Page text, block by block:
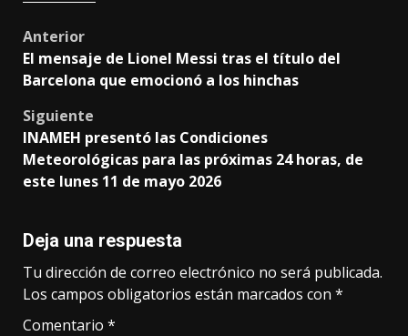
Post
navigation
Anterior
El mensaje de Lionel Messi tras el título del
Barcelona que emocionó a los hinchas
Siguiente
INAMEH presentó las Condiciones
Meteorológicas para las próximas 24 horas, de
este lunes 11 de mayo 2026
Deja una respuesta
Tu dirección de correo electrónico no será publicada.
Los campos obligatorios están marcados con *
Comentario *